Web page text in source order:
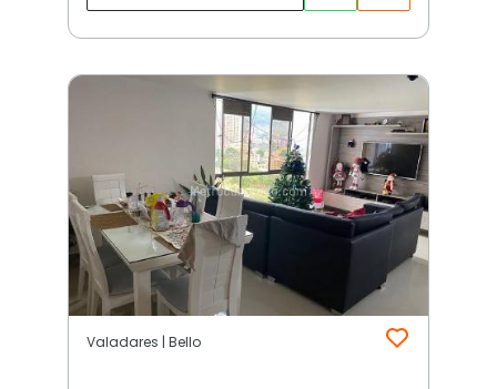
Valadares | Bello